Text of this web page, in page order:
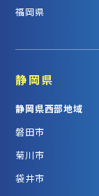
福岡県
静岡県
静岡県西部地域
磐田市
菊川市
袋井市